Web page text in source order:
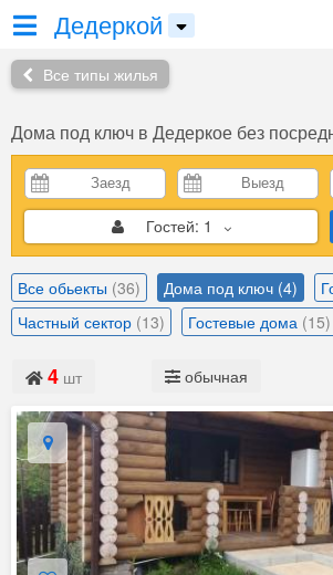
Дедеркой
Все типы жилья
Дома под ключ в Дедеркое без
Гостей: 1
Все обьекты (36) Дома под ключ (4)
Частный сектор (13) Гостевые дома (15)
4 шт обычная